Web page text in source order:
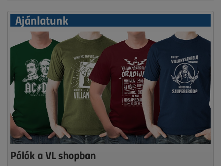
Ajánlatunk
Pólók a VL shopban